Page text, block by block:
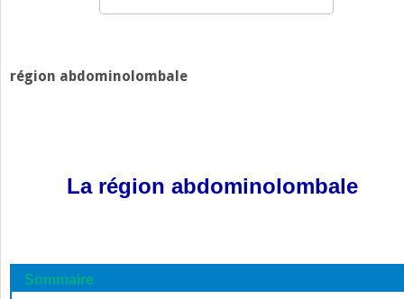
région abdominolombale
La région abdominolombale
Sommaire